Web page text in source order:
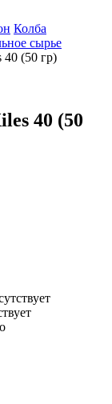
Колба
сырье
40 (50 гр)
40 (50